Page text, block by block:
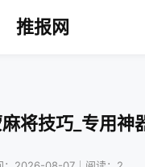
推报网
将技巧_专用神